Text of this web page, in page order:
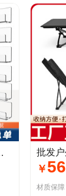
￥ 56
材质保障